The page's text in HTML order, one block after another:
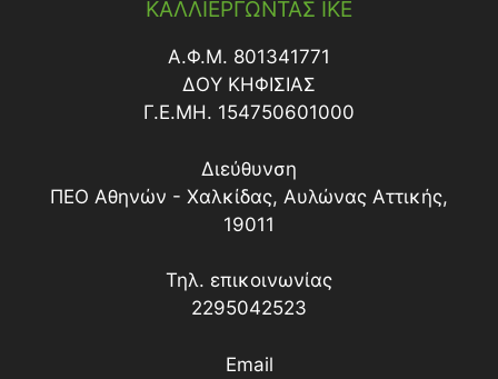
ΚΑΛΛΙΕΡΓΩΝΤΑΣ ΙΚΕ
Α.Φ.Μ. 801341771
ΔΟY ΚΗΦΙΣΙΑΣ
Γ.Ε.ΜΗ. 154750601000
Διεύθυνση
ΠΕΟ Αθηνών - Χαλκίδας, Αυλώνας Αττικής,
19011
Τηλ. επικοινωνίας
2295042523
Email